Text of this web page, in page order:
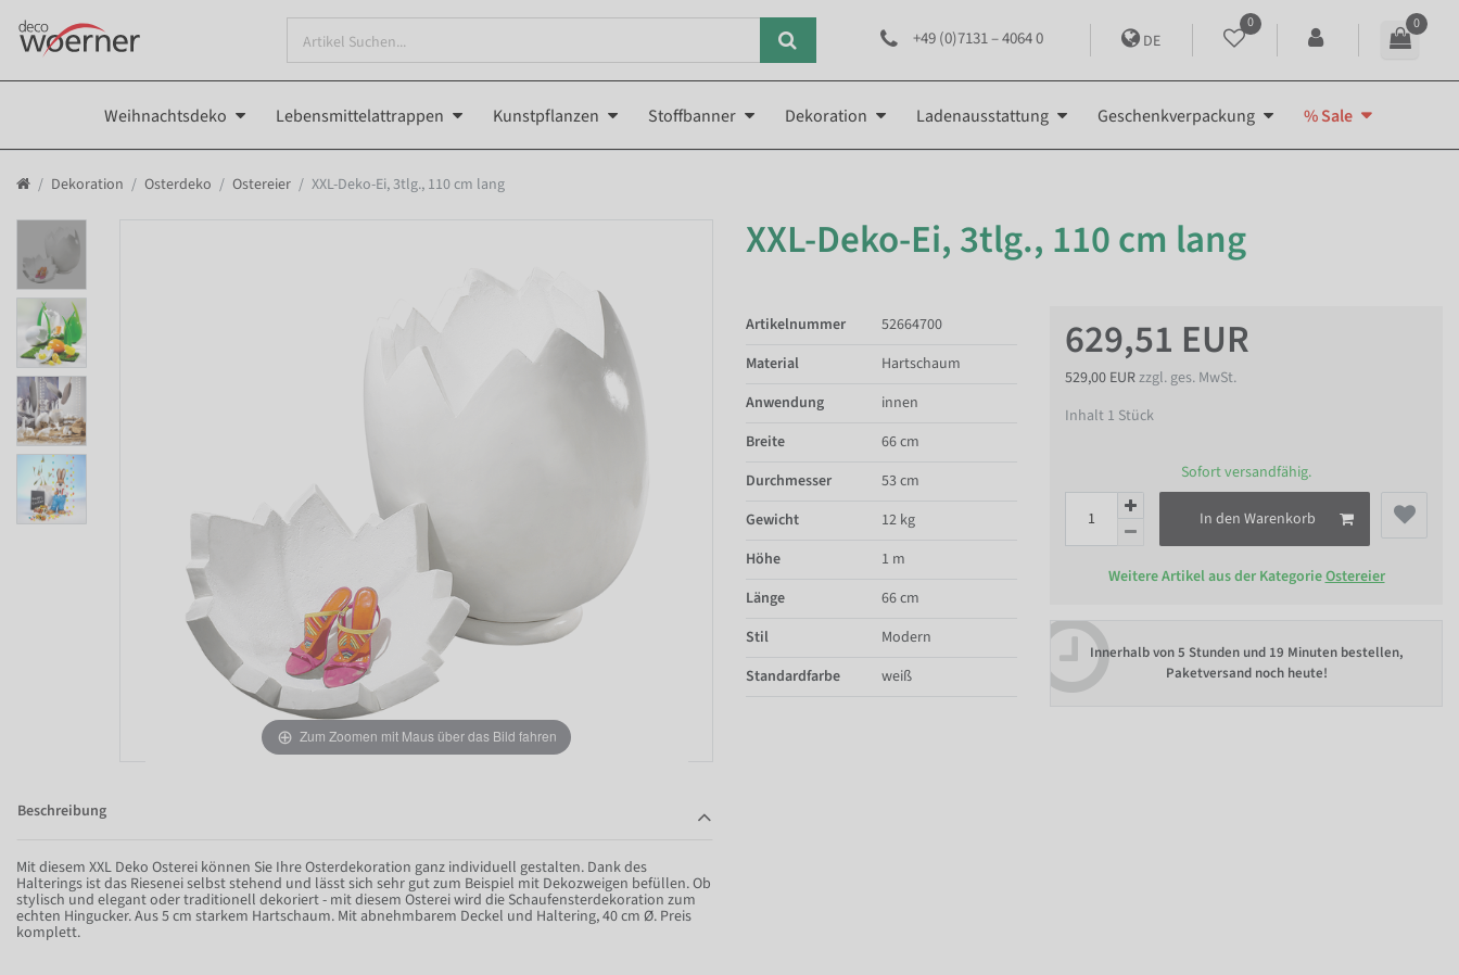
+49 (0)7131 – 4064 0 DE
0 0
Weihnachtsdeko Lebensmittelattrappen Kunstpflanzen Stoffbanner Dekoration Ladenausstattung Geschenkverpackung % Sale
Dekoration Osterdeko Ostereier XXL-Deko-Ei, 3tlg., 110 cm lang
Zum Zoomen mit Maus über das Bild fahren
XXL-Deko-Ei, 3tlg., 110 cm lang
629,51 EUR
529,00 EURzzgl. ges. MwSt.
Inhalt 1 Stück
Sofort versandfähig.
In den Warenkorb
Weitere Artikel aus der KategorieOstereier
Innerhalb von5 Stunden und 19 Minuten bestellen,
Paketversand noch heute!
Artikelnummer
52664700
Material
Hartschaum
Anwendung
innen
Breite
66 cm
Durchmesser
53 cm
Gewicht
12 kg
Höhe
1 m
Länge
66 cm
Stil
Modern
Standardfarbe
weiß
Beschreibung
Mit diesem XXL Deko Osterei können Sie Ihre Osterdekoration ganz individuell gestalten. Dank des
Halterings ist das Riesenei selbst stehend und lässt sich sehr gut zum Beispiel mit Dekozweigen befüllen. Ob
stylisch und elegant oder traditionell dekoriert - mit diesem Osterei wird die Schaufensterdekoration zum
echten Hingucker. Aus 5 cm starkem Hartschaum. Mit abnehmbarem Deckel und Haltering, 40 cm Ø. Preis
komplett.